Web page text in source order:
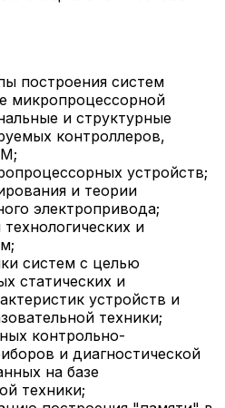
построения систем
микропроцессорной
и структурные
контроллеров,
устройств;
и теории
электропривода;
и
систем с целью
статических и
устройств и
техники;
контрольно-
и диагностической
на базе
техники;